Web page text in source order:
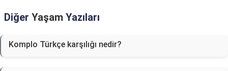
Diğer Yaşam Yazıları
Komplo Türkçe karşılığı nedir?